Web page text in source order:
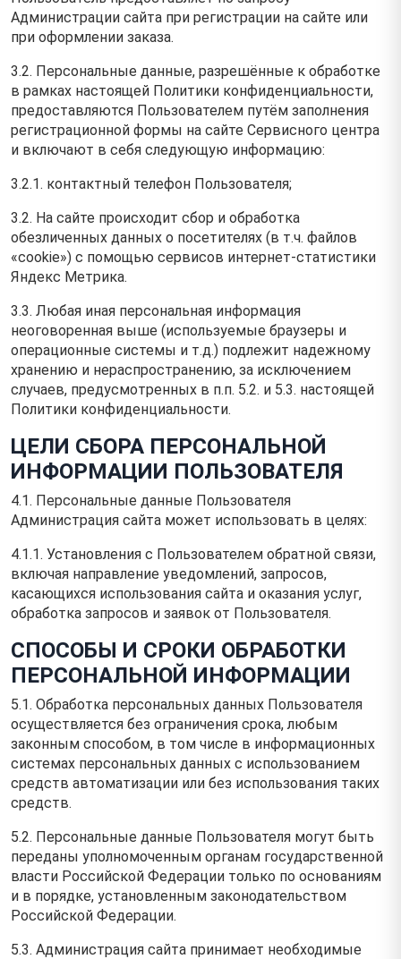
Администрации сайта при регистрации на сайте или
при оформлении заказа.
3.2. Персональные данные, разрешённые к обработке
в рамках настоящей Политики конфиденциальности,
предоставляются Пользователем путём заполнения
регистрационной формы на cайте Сервисного центра
и включают в себя следующую информацию:
3.2.1. контактный телефон Пользователя;
3.2. На сайте происходит сбор и обработка
обезличенных данных о посетителях (в т.ч. файлов
«cookie») с помощью сервисов интернет-статистики
Яндекс Метрика.
3.3. Любая иная персональная информация
неоговоренная выше (используемые браузеры и
операционные системы и т.д.) подлежит надежному
хранению и нераспространению, за исключением
случаев, предусмотренных в п.п. 5.2. и 5.3. настоящей
Политики конфиденциальности.
ЦЕЛИ СБОРА ПЕРСОНАЛЬНОЙ
ИНФОРМАЦИИ ПОЛЬЗОВАТЕЛЯ
4.1. Персональные данные Пользователя
Администрация сайта может использовать в целях:
4.1.1. Установления с Пользователем обратной связи,
включая направление уведомлений, запросов,
касающихся использования сайта и оказания услуг,
обработка запросов и заявок от Пользователя.
СПОСОБЫ И СРОКИ ОБРАБОТКИ
ПЕРСОНАЛЬНОЙ ИНФОРМАЦИИ
5.1. Обработка персональных данных Пользователя
осуществляется без ограничения срока, любым
законным способом, в том числе в информационных
системах персональных данных с использованием
средств автоматизации или без использования таких
средств.
5.2. Персональные данные Пользователя могут быть
переданы уполномоченным органам государственной
власти Российской Федерации только по основаниям
и в порядке, установленным законодательством
Российской Федерации.
5.3. Администрация сайта принимает необходимые